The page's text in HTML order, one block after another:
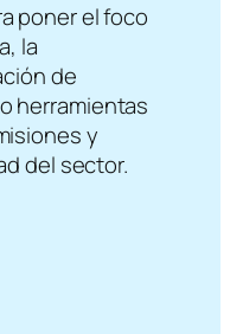
poner el foco
la
de
herramientas
y
del sector.